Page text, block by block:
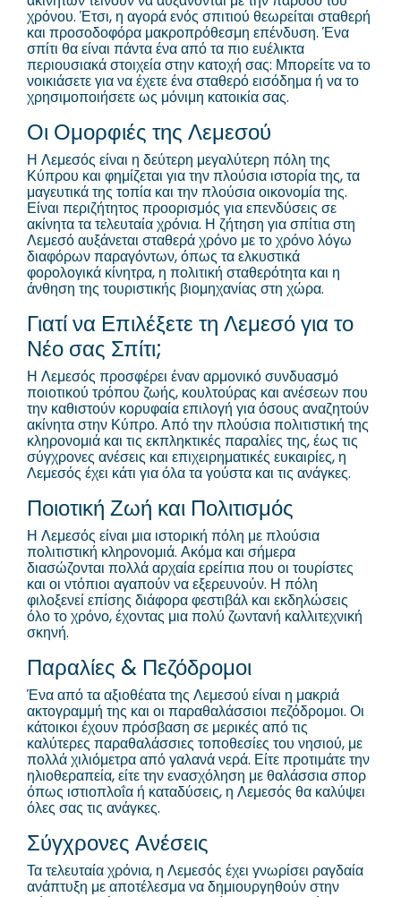
χρόνου. Έτσι, η αγορά ενός σπιτιού θεωρείται σταθερή
και προσοδοφόρα μακροπρόθεσμη επένδυση. Ένα
σπίτι θα είναι πάντα ένα από τα πιο ευέλικτα
περιουσιακά στοιχεία στην κατοχή σας: Μπορείτε να το
νοικιάσετε για να έχετε ένα σταθερό εισόδημα ή να το
χρησιμοποιήσετε ως μόνιμη κατοικία σας.
Οι Ομορφιές της Λεμεσού
Η Λεμεσός είναι η δεύτερη μεγαλύτερη πόλη της
Κύπρου και φημίζεται για την πλούσια ιστορία της, τα
μαγευτικά της τοπία και την πλούσια οικονομία της.
Είναι περιζήτητος προορισμός για επενδύσεις σε
ακίνητα τα τελευταία χρόνια. Η ζήτηση για σπίτια στη
Λεμεσό αυξάνεται σταθερά χρόνο με το χρόνο λόγω
διαφόρων παραγόντων, όπως τα ελκυστικά
φορολογικά κίνητρα, η πολιτική σταθερότητα και η
άνθηση της τουριστικής βιομηχανίας στη χώρα.
Γιατί να Επιλέξετε τη Λεμεσό για το
Νέο σας Σπίτι;
Η Λεμεσός προσφέρει έναν αρμονικό συνδυασμό
ποιοτικού τρόπου ζωής, κουλτούρας και ανέσεων που
την καθιστούν κορυφαία επιλογή για όσους αναζητούν
ακίνητα στην Κύπρο. Από την πλούσια πολιτιστική της
κληρονομιά και τις εκπληκτικές παραλίες της, έως τις
σύγχρονες ανέσεις και επιχειρηματικές ευκαιρίες, η
Λεμεσός έχει κάτι για όλα τα γούστα και τις ανάγκες.
Ποιοτική Ζωή και Πολιτισμός
Η Λεμεσός είναι μια ιστορική πόλη με πλούσια
πολιτιστική κληρονομιά. Ακόμα και σήμερα
διασώζονται πολλά αρχαία ερείπια που οι τουρίστες
και οι ντόπιοι αγαπούν να εξερευνούν. Η πόλη
φιλοξενεί επίσης διάφορα φεστιβάλ και εκδηλώσεις
όλο το χρόνο, έχοντας μια πολύ ζωντανή καλλιτεχνική
σκηνή.
Παραλίες & Πεζόδρομοι
Ένα από τα αξιοθέατα της Λεμεσού είναι η μακριά
ακτογραμμή της και οι παραθαλάσσιοι πεζόδρομοι. Οι
κάτοικοι έχουν πρόσβαση σε μερικές από τις
καλύτερες παραθαλάσσιες τοποθεσίες του νησιού, με
πολλά χιλιόμετρα από γαλανά νερά. Είτε προτιμάτε την
ηλιοθεραπεία, είτε την ενασχόληση με θαλάσσια σπορ
όπως ιστιοπλοΐα ή καταδύσεις, η Λεμεσός θα καλύψει
όλες σας τις ανάγκες.
Σύγχρονες Ανέσεις
Τα τελευταία χρόνια, η Λεμεσός έχει γνωρίσει ραγδαία
ανάπτυξη με αποτέλεσμα να δημιουργηθούν στην